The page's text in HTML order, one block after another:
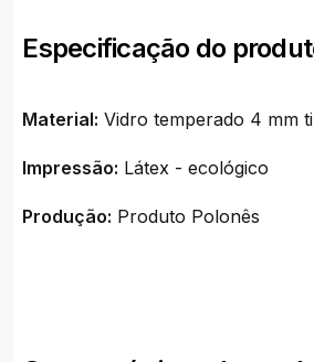
Especificação do
Material: Vidro temperado 4 mm
Impressão: Látex - ecológico
Produção: Produto Polonês